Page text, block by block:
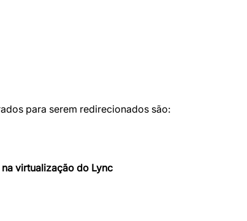
para serem redirecionados são:
virtualização do Lync